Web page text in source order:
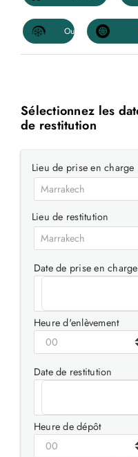
Sélectionnez les
de restitution
Lieu de prise en charge
Lieu de restitution
Date de prise en charge
Heure d'enlèvement
Date de restitution
Heure de dépôt